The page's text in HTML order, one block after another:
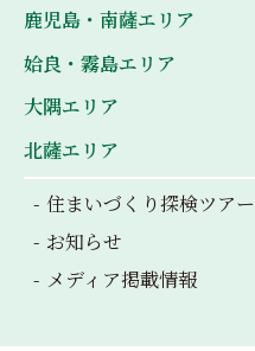
ン鹿児島・南薩エリア
姶良・霧島エリア
大隅エリア
北薩エリア
住まいづくり探検ツアー
お知らせ
メディア掲載情報